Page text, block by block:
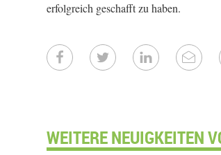
erfolgreich geschafft zu haben.
WEITERE NEUIGKEITEN